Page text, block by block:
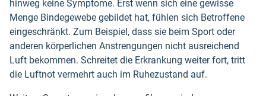
hinweg keine Symptome. Erst wenn sich eine gewisse
Menge Bindegewebe gebildet hat, fühlen sich Betroffene
eingeschränkt. Zum Beispiel, dass sie beim Sport oder
anderen körperlichen Anstrengungen nicht ausreichend
Luft bekommen. Schreitet die Erkrankung weiter fort, tritt
die Luftnot vermehrt auch im Ruhezustand auf.